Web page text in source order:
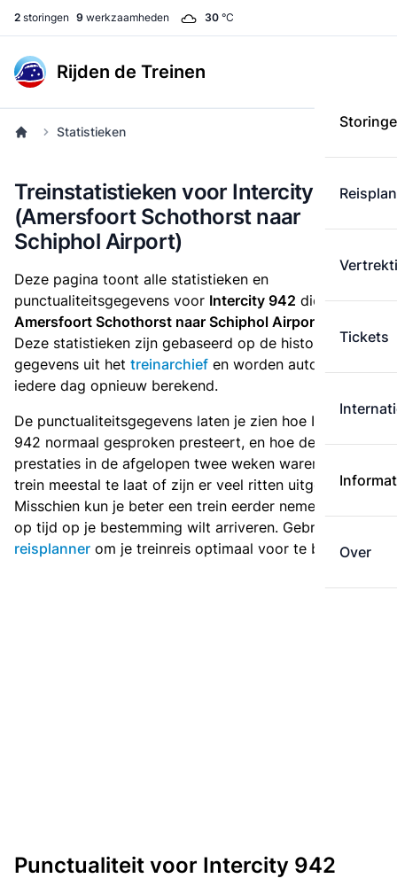
2 storingen 9 werkzaamheden 30 °C
Rijden de Treinen
Tickets
Over
Statistieken
Treinstatistieken voor Intercity 942
(Amersfoort Schothorst naar
Schiphol Airport)
Deze pagina toont alle statistieken en
punctualiteitsgegevens voor Intercity 942 die van
Amersfoort Schothorst naar Schiphol Airport
Deze statistieken zijn gebaseerd op de historische
gegevens uit het treinarchief en worden automatisch
iedere dag opnieuw berekend.
De punctualiteitsgegevens laten je zien hoe Intercity
942 normaal gesproken presteert, en hoe de
prestaties in de afgelopen twee weken waren. Is deze
trein meestal te laat of zijn er veel ritten uitgevallen?
Misschien kun je beter een trein eerder nemen als je
op tijd op je bestemming wilt arriveren. Gebruik de
reisplanner om je treinreis optimaal voor te bereiden.
Punctualiteit voor Intercity 942